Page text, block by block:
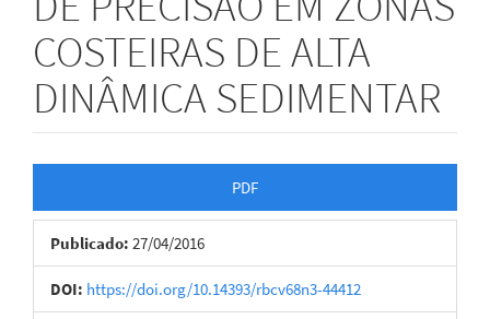
COSTEIRAS DE ALTA
DINÂMICA SEDIMENTAR
lateral
de
artigos
PDF
Publicado: 27/04/2016
DOI: https://doi.org/10.14393/rbcv68n3-44412